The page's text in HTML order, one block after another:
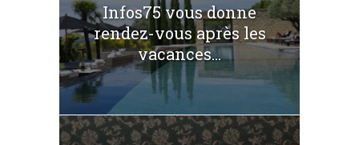
Infos75 vous donne
rendez-vous après les
vacances...